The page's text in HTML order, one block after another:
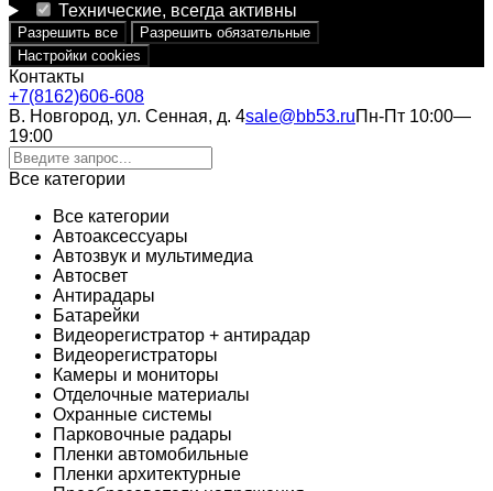
Технические, всегда активны
Разрешить все
Разрешить обязательные
Настройки cookies
Контакты
+7(8162)606-608
В. Новгород, ул. Сенная, д. 4sale@bb53.ruПн-Пт 10:00—
19:00
Все категории
Все категории
Автоаксессуары
Автозвук и мультимедиа
Автосвет
Антирадары
Батарейки
Видеорегистратор + антирадар
Видеорегистраторы
Камеры и мониторы
Отделочные материалы
Охранные системы
Парковочные радары
Пленки автомобильные
Пленки архитектурные